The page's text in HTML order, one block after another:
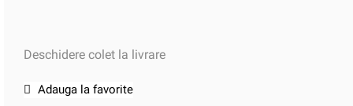
Deschidere colet la livrare
Adauga la favorite